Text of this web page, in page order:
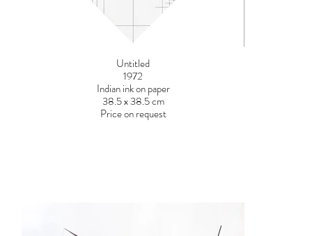
Untitled
1972
Indian ink on paper
38.5 x 38.5 cm
Price on request